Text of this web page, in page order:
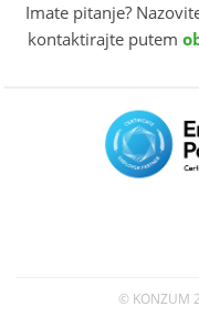
Imate pitanje?
kontaktirajte putem
© KONZUM